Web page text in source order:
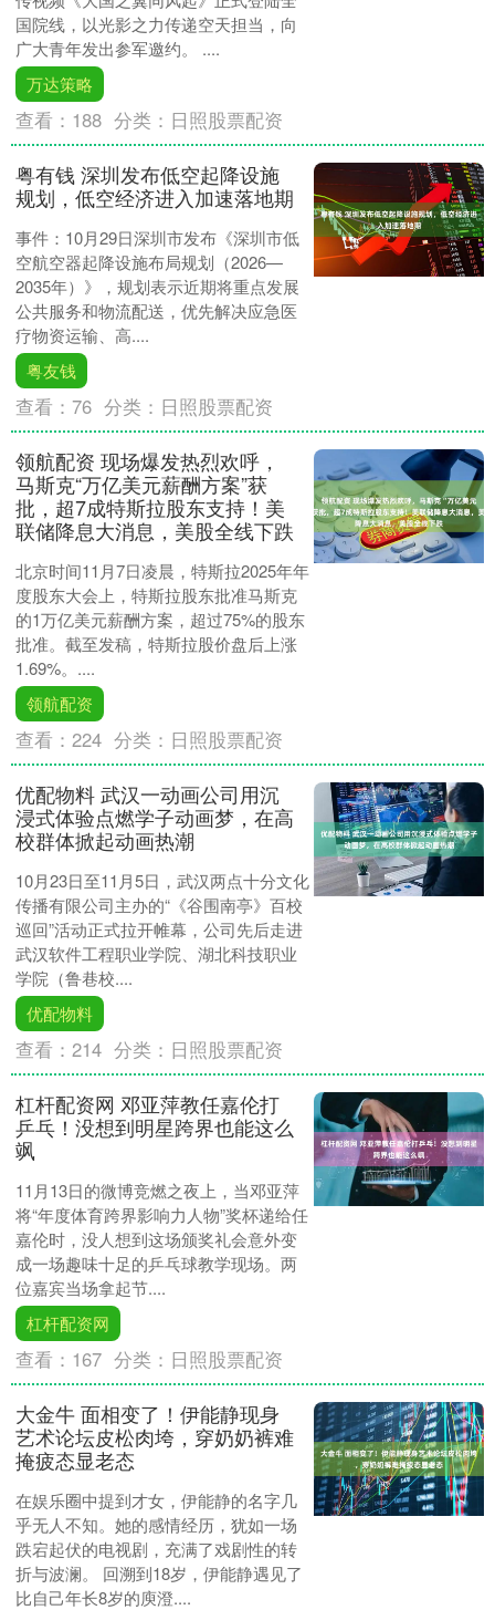
国院线，以光影之力传递空天担当，向
广大青年发出参军邀约。 ....
万达策略
查看： 188 分类： 日照股票配资
粤有钱 深圳发布低空起降设施
规划，低空经济进入加速落地期
事件：10月29日深圳市发布《深圳市低
空航空器起降设施布局规划（2026—
2035年）》，规划表示近期将重点发展
公共服务和物流配送，优先解决应急医
疗物资运输、高....
粤友钱
查看：76 分类： 日照股票配资
领航配资 现场爆发热烈欢呼，
马斯克“万亿美元薪酬方案”获
批，超7成特斯拉股东支持！美
联储降息大消息，美股全线下跌
北京时间11月7日凌晨，特斯拉2025年年
度股东大会上，特斯拉股东批准马斯克
的1万亿美元薪酬方案，超过75%的股东
批准。截至发稿，特斯拉股价盘后上涨
1.69%。....
领航配资
查看：224 分类： 日照股票配资
优配物料 武汉一动画公司用沉
浸式体验点燃学子动画梦，在高
校群体掀起动画热潮
10月23日至11月5日，武汉两点十分文化
传播有限公司主办的“《谷围南亭》百校
巡回”活动正式拉开帷幕，公司先后走进
武汉软件工程职业学院、湖北科技职业
学院（鲁巷校....
优配物料
查看：214 分类： 日照股票配资
杠杆配资网 邓亚萍教任嘉伦打
乒乓！没想到明星跨界也能这么
飒
11月13日的微博竞燃之夜上，当邓亚萍
将“年度体育跨界影响力人物”奖杯递给任
嘉伦时，没人想到这场颁奖礼会意外变
成一场趣味十足的乒乓球教学现场。两
位嘉宾当场拿起节....
杠杆配资网
查看： 167 分类： 日照股票配资
大金牛 面相变了！伊能静现身
艺术论坛皮松肉垮，穿奶奶裤难
掩疲态显老态
在娱乐圈中提到才女，伊能静的名字几
乎无人不知。她的感情经历，犹如一场
跌宕起伏的电视剧，充满了戏剧性的转
折与波澜。 回溯到18岁，伊能静遇见了
比自己年长8岁的庾澄....